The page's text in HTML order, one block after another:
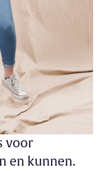
voor
en kunnen.